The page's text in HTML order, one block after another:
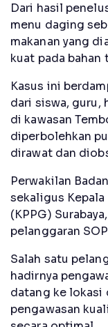
Dari hasil
menu daging
makanan yang
kuat pada bahan
Kasus ini
dari siswa, guru,
di kawasan
diperbolehkan
dirawat dan
Perwakilan
sekaligus Kepala
(KPPG)
pelanggaran
Salah satu
hadirnya
datang ke lokasi
pengawasan